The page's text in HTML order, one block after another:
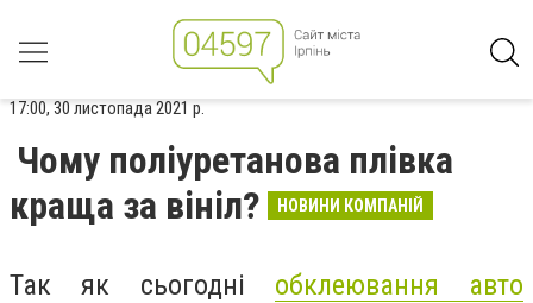
17:00, 30 листопада 2021 р.
Чому поліуретанова плівка
краща за вініл?
НОВИНИ КОМПАНІЙ
Так як сьогодні обклеювання авто